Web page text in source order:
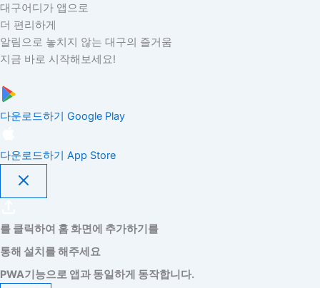
대구어디가 앱으로
더 편리하게
알림으로 놓치지 않는 대구의 즐거움
지금 바로 시작해보세요!
다운로드하기 Google Play
다운로드하기 App Store
를 클릭하여 홈 화면에 추가하기를
통해 설치를 해주세요
PWA기능으로 앱과 동일하게 동작합니다.